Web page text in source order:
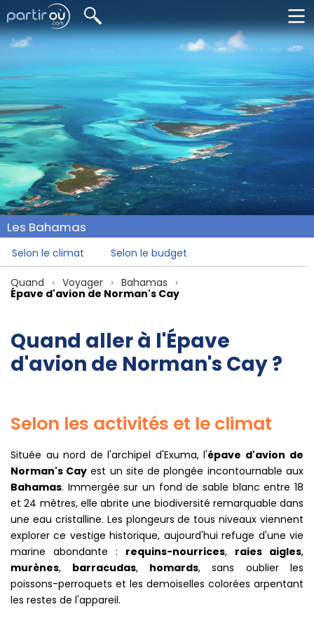
Les Bahamas
Selon le climat Selon le budget
Quand Voyager
Bahamas
Épave d'avion de Norman's Cay
Quand aller à l'Épave
d'avion de Norman's Cay ?
Selon les activités et le climat
Située au nord de l'archipel d'Exuma, l'épave d'avion de
Norman's Cay est un site de plongée incontournable aux
Bahamas. Immergée sur un fond de sable blanc entre 18
et 24 mètres, elle abrite une biodiversité remarquable dans
une eau cristalline. Les plongeurs de tous niveaux viennent
explorer ce vestige historique, aujourd'hui refuge d'une vie
marine abondante : requins-nourrices, raies aigles,
murènes, barracudas, homards, sans oublier les
poissons-perroquets et les demoiselles colorées arpentant
les restes de l'appareil.